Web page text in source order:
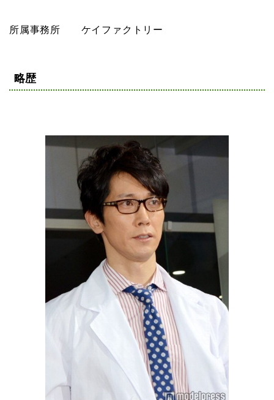
所属事務所 ケイファクトリー
略歴